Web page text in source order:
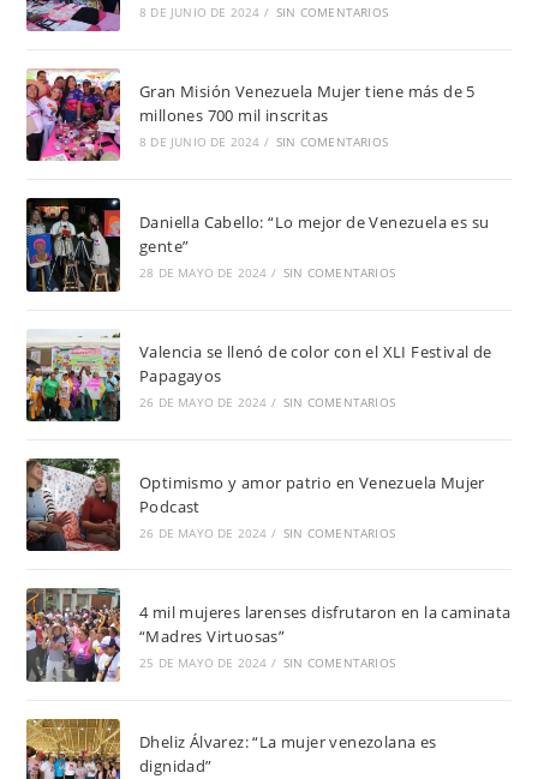
8 DE JUNIO DE 2024 / SIN COMENTARIOS
Gran Misión Venezuela Mujer tiene más de 5
millones 700 mil inscritas
8 DE JUNIO DE 2024 / SIN COMENTARIOS
Daniella Cabello: “Lo mejor de Venezuela es su
gente”
28 DE MAYO DE 2024 / SIN COMENTARIOS
Valencia se llenó de color con el XLI Festival de
Papagayos
26 DE MAYO DE 2024 / SIN COMENTARIOS
Optimismo y amor patrio en Venezuela Mujer
Podcast
26 DE MAYO DE 2024 / SIN COMENTARIOS
4 mil mujeres larenses disfrutaron en la caminata
“Madres Virtuosas”
25 DE MAYO DE 2024 / SIN COMENTARIOS
Dheliz Álvarez: “La mujer venezolana es
dignidad”